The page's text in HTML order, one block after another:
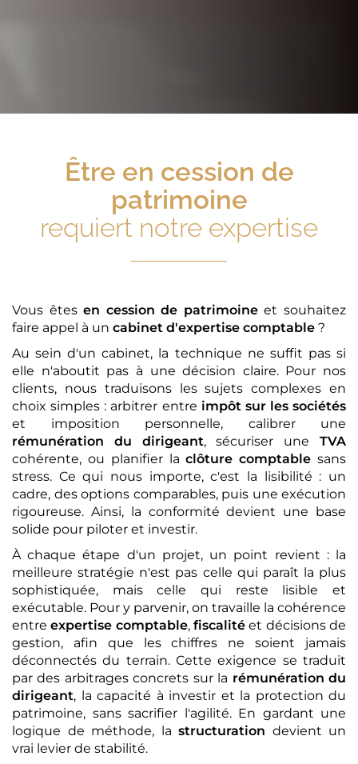
Être en cession de
patrimoine
requiert notre expertise
Vous êtesen cession de patrimoineet souhaitez
faire appel à un cabinet d'expertise comptable ?
Au sein d'un cabinet, la technique ne suffit pas si
elle n'aboutit pas à une décision claire. Pour nos
clients, nous traduisons les sujets complexes en
choix simples : arbitrer entre impôt sur les sociétés
et imposition personnelle, calibrer une
rémunération du dirigeant, sécuriser uneTVA
cohérente, ou planifier laclôture comptable sans
stress. Ce qui nous importe, c'est la lisibilité : un
cadre, des options comparables, puis une exécution
rigoureuse. Ainsi, la conformité devient une base
solide pour piloter et investir.
À chaque étape d'un projet, un point revient : la
meilleure stratégie n'est pas celle qui paraît la plus
sophistiquée, mais celle qui reste lisible et
exécutable. Pour y parvenir, on travaille la cohérence
entreexpertise comptable,fiscalité et décisions de
gestion, afin que les chiffres ne soient jamais
déconnectés du terrain. Cette exigence se traduit
par des arbitrages concrets sur la rémunération du
dirigeant, la capacité à investir et la protection du
patrimoine, sans sacrifier l'agilité. En gardant une
logique de méthode, la structuration devient un
vrai levier de stabilité.